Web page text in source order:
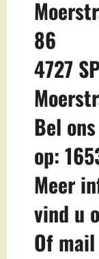
86
4727
Bel ons
op:
Meer
vind u
Of